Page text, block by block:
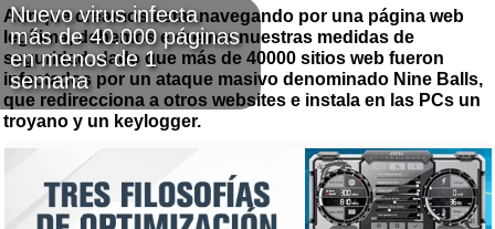
Nuevo virus infecta
más de 40.000 páginas
en menos de 1
semana
Aunque creamos estar navegando por una página web
legítima, debemos extremar nuestras medidas de
seguridad, dado que más de 40000 sitios web fueron
infectados por un ataque masivo denominado Nine Balls,
que redirecciona a otros websites e instala en las PCs un
troyano y un keylogger.